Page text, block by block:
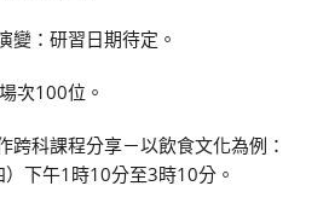
變：研習日期待定。
次100位。
跨科課程分享－以飲食文化為例：
下午1時10分至3時10分。